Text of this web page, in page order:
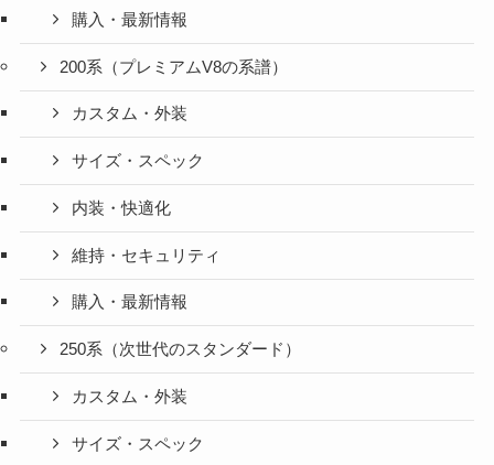
購入・最新情報
200系（プレミアムV8の系譜）
カスタム・外装
サイズ・スペック
内装・快適化
維持・セキュリティ
購入・最新情報
250系（次世代のスタンダード）
カスタム・外装
サイズ・スペック